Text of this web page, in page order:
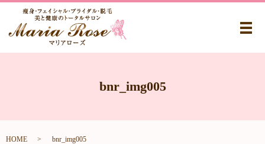
メ
bnr_img005
HOME bnr_img005